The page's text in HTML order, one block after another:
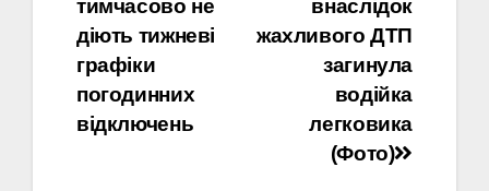
записів
внаслідок
жахливого ДТП
загинула
водійка
легковика
(Фото)
тимчасово не
діють тижневі
графіки
погодинних
відключень